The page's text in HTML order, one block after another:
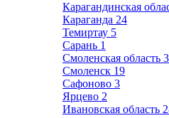
Карагандинская
Караганда 24
Темиртау 5
Сарань 1
Смоленская область
Смоленск 19
Сафоново 3
Ярцево 2
Ивановская область